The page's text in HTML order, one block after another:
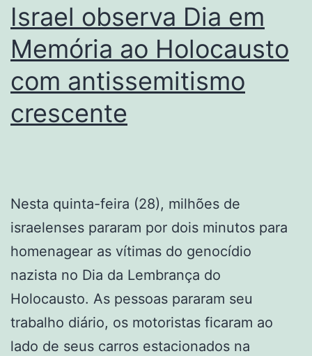
Israel observa Dia em
Memória ao Holocausto
com antissemitismo
crescente
Nesta quinta-feira (28), milhões de
israelenses pararam por dois minutos para
homenagear as vítimas do genocídio
nazista no Dia da Lembrança do
Holocausto. As pessoas pararam seu
trabalho diário, os motoristas ficaram ao
lado de seus carros estacionados na